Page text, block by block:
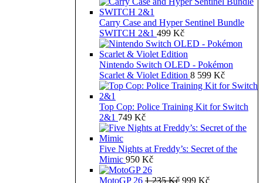
Carry Case and Hyper Sentinel Bundle
SWITCH 2&1 499 Kč
Nintendo Switch OLED - Pokémon
Scarlet & Violet Edition 8 599 Kč
Top Cop: Police Training Kit for Switch
2&1 749 Kč
Five Nights at Freddy’s: Secret of the
Mimic 950 Kč
MotoGP 26 1 235Kč Původní
999 KčAktuální